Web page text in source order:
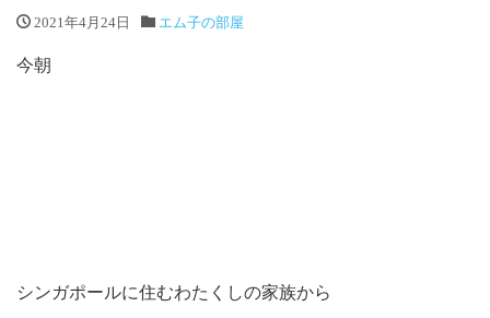
2021年4月24日 エム子の部屋
今朝
シンガポールに住むわたくしの家族から